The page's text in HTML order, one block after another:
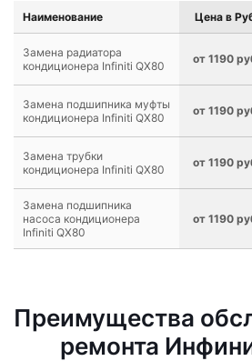
Наименование Цена в
Замена радиатора
кондиционера Infiniti QX80
от 1190
Замена подшипника муфты
кондиционера Infiniti QX80
от 1190
Замена трубки
кондиционера Infiniti QX80
от 1190
Замена подшипника
насоса кондиционера
Infiniti QX80
от 1190
Преимущества
ремонта